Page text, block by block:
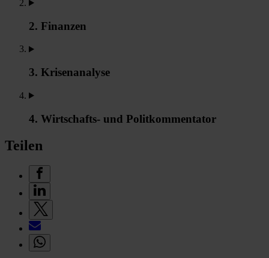
2. Finanzen
3. Krisenanalyse
4. Wirtschafts- und Politkommentator
Teilen